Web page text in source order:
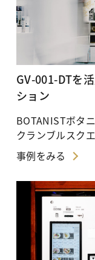
GV-001-DTを
ション
BOTANISTボタ
クランブルスク
事例をみる